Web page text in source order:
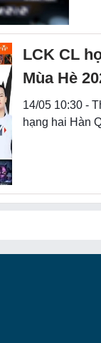
LCK CL
Mùa Hè
14/05 10:30 -
hạng hai Hàn